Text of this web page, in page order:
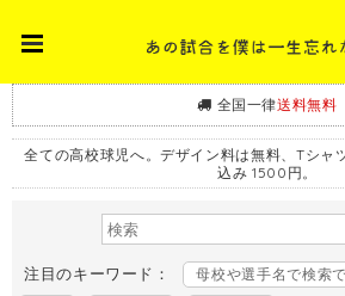
全国一律送料無料
全ての高校球児へ。デザイン料は無料、Tシャ
込み 1500円。
注目のキーワード： 母校や選手名で検索